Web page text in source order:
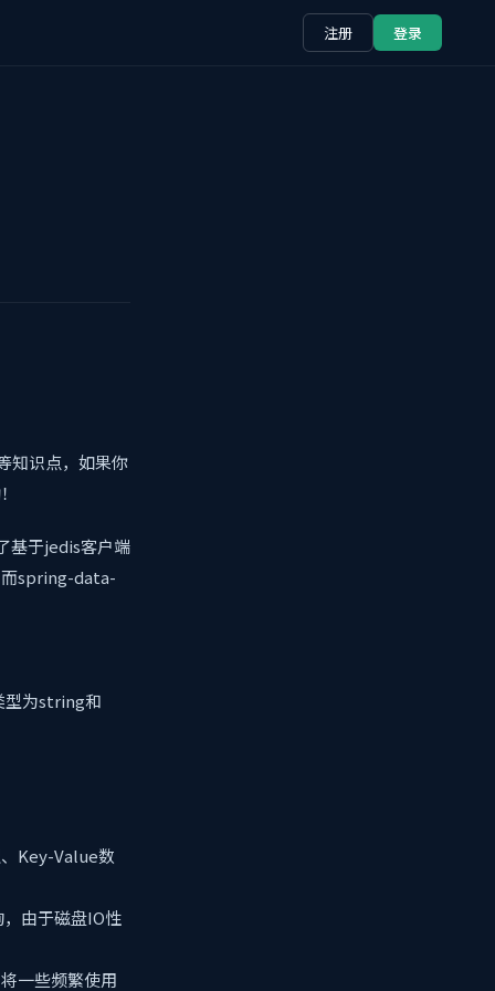
注册 登录
知识点，如果你
基于jedis客户端
而spring-data-
为string和
Key-Value数
由于磁盘IO性
一些频繁使用